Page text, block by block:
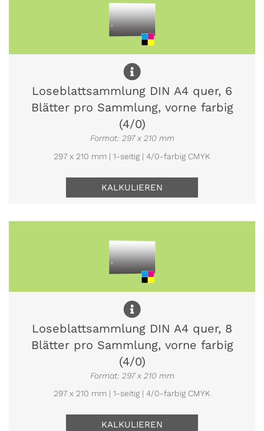
Loseblattsammlung DIN A4 quer, 6
Blätter pro Sammlung, vorne farbig
(4/0)
Format: 297 x 210 mm
297 x 210 mm | 1-seitig | 4/0-farbig CMYK
KALKULIEREN
Loseblattsammlung DIN A4 quer, 8
Blätter pro Sammlung, vorne farbig
(4/0)
Format: 297 x 210 mm
297 x 210 mm | 1-seitig | 4/0-farbig CMYK
KALKULIEREN